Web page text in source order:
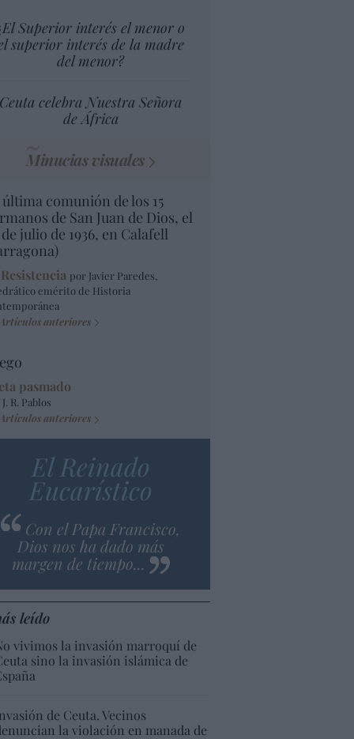
Superior interés el menor o
superior interés de la madre
del menor?
Ceuta celebra Nuestra Señora
de África
Minucias visuales
comunión de los 15
de San Juan de Dios, el
de julio de 1936, en Calafell
por Javier Paredes,
emérito de Historia
Artículos anteriores
pasmado
R. Pablos
Artículos anteriores
El Reinado
Eucarístico
Con el Papa Francisco,
Dios nos ha dado más
margen de tiempo...
leído
vivimos la invasión marroquí de
sino la invasión islámica de
de Ceuta. Vecinos
la violación en manada de